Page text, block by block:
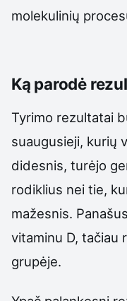
molekulinių
Ką parodė
Tyrimo rezultatai
suaugusieji, kurių
didesnis, turėjo
rodiklius nei tie,
mažesnis.
vitaminu D, tačiau
grupėje.